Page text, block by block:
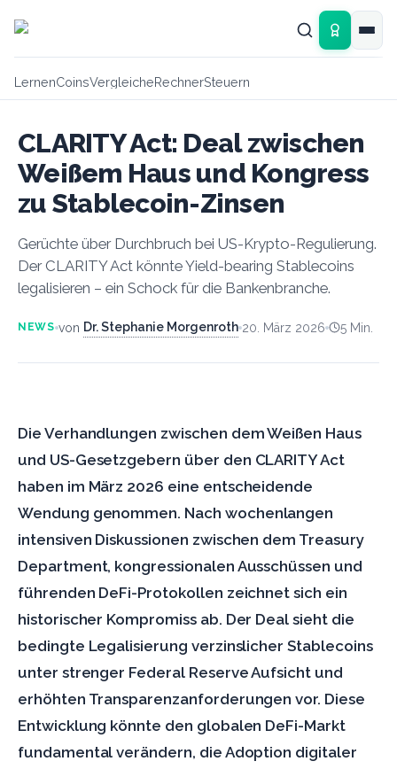
LernenCoinsVergleicheRechnerSteuern
CLARITY Act: Deal zwischen
Weißem Haus und Kongress
zu Stablecoin-Zinsen
Gerüchte über Durchbruch bei US-Krypto-Regulierung.
Der CLARITY Act könnte Yield-bearing Stablecoins
legalisieren – ein Schock für die Bankenbranche.
NEWS von Dr. Stephanie Morgenroth 20. März 2026 5Min.
Die Verhandlungen zwischen dem Weißen Haus
und US-Gesetzgebern über den CLARITY Act
haben im März 2026 eine entscheidende
Wendung genommen. Nach wochenlangen
intensiven Diskussionen zwischen dem Treasury
Department, kongressionalen Ausschüssen und
führenden DeFi-Protokollen zeichnet sich ein
historischer Kompromiss ab. Der Deal sieht die
bedingte Legalisierung verzinslicher Stablecoins
unter strenger Federal Reserve Aufsicht und
erhöhten Transparenzanforderungen vor. Diese
Entwicklung könnte den globalen DeFi-Markt
fundamental verändern, die Adoption digitaler